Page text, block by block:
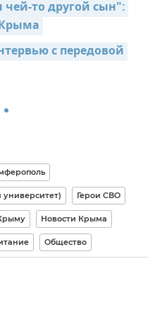
то другой сын":
с передовой
Герои СВО
Новости Крыма
Общество